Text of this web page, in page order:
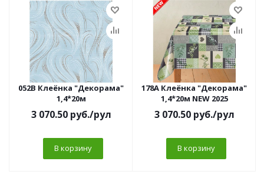
052B Клеёнка "Декорама"
1,4*20м
3 070.50руб./рул
В корзину
178A Клеёнка "Декорама"
1,4*20м NEW 2025
3 070.50руб./рул
В корзину